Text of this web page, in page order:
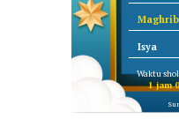
Maghrib
Isya
Waktu
1 jam